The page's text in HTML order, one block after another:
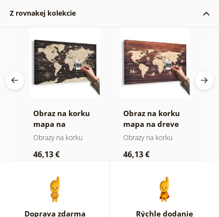
Z rovnakej kolekcie
Obraz na korku
mapa na
drevenom pozadí
Obrazy na korku
46,13 €
Obraz na korku
mapa na dreve
Obrazy na korku
46,13 €
Doprava zdarma Rýchle dodanie